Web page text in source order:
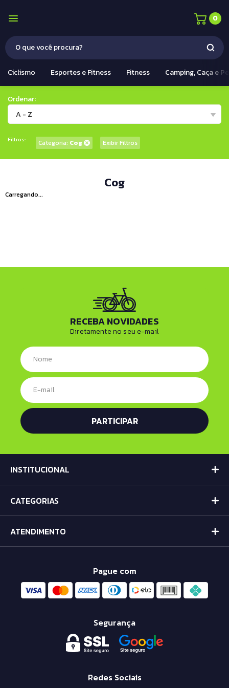
0
Ciclismo Esportes e Fitness Fitness Camping, Caça e
Ordenar:
A - Z
Filtros: Categoria: Cog Exibir Filtros
Cog
Carregando...
RECEBA NOVIDADES
Diretamente no seu e-mail
INSTITUCIONAL
CATEGORIAS
ATENDIMENTO
Pague com
Segurança
Redes Sociais